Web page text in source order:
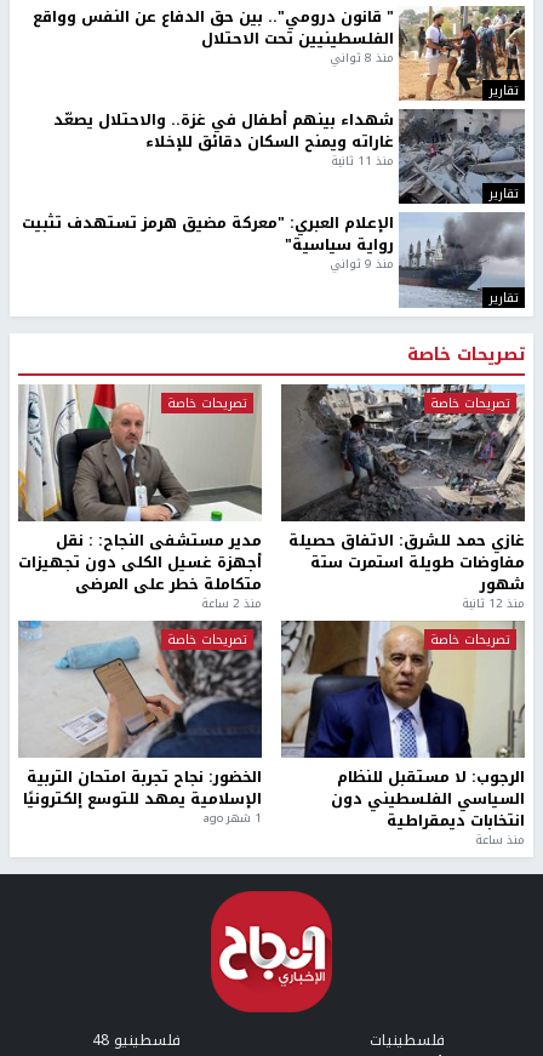
تقارير
" قانون درومي".. بين حق الدفاع عن النفس وواقع
الفلسطينيين تحت الاحتلال
منذ 8 ثواني
تقارير
شهداء بينهم أطفال في غزة.. والاحتلال يصعّد
غاراته ويمنح السكان دقائق للإخلاء
منذ 11 ثانية
تقارير
الإعلام العبري: "معركة مضيق هرمز تستهدف تثبيت
رواية سياسية"
منذ 9 ثواني
تصريحات خاصة
تصريحات خاصة
غازي حمد للشرق: الاتفاق حصيلة
مفاوضات طويلة استمرت ستة
شهور
منذ 12 ثانية
تصريحات خاصة
مدير مستشفى النجاح: : نقل
أجهزة غسيل الكلى دون تجهيزات
متكاملة خطر على المرضى
منذ 2 ساعة
تصريحات خاصة
الرجوب: لا مستقبل للنظام
السياسي الفلسطيني دون
انتخابات ديمقراطية
منذ ساعة
تصريحات خاصة
الخضور: نجاح تجربة امتحان التربية
الإسلامية يمهد للتوسع إلكترونيًا
1 شهر ago
فلسطينيات فلسطينيو 48